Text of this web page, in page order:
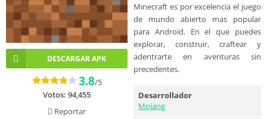
Minecraft es por excelencia el juego
de mundo abierto mas popular
para Android. En el que puedes
explorar, construir, craftear y
adentrarte en aventuras sin
precedentes.
DESCARGAR APK
3.8/5
Votos: 94,455
Reportar
Desarrollador
Mojang